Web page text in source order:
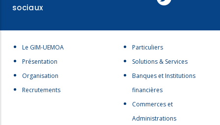
sociaux
Menu
footer
Le GIM-UEMOA
Présentation
Organisation
Recrutements
Menu
footer
Particuliers
Solutions & Services
Banques et Institutions
financières
Commerces et
Administrations